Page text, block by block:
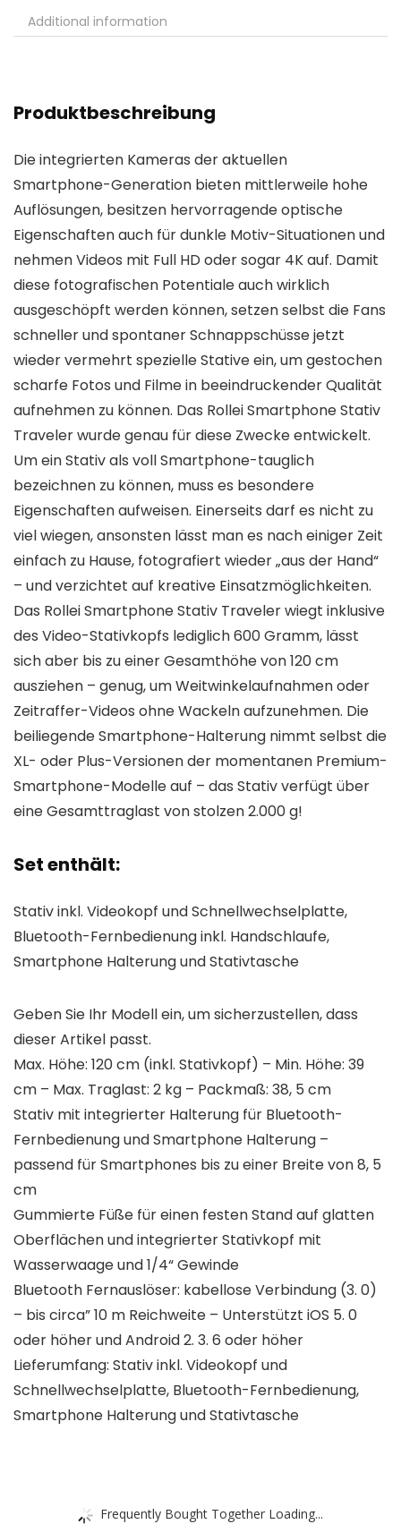
Additional information
Produktbeschreibung
Die integrierten Kameras der aktuellen
Smartphone-Generation bieten mittlerweile hohe
Auflösungen, besitzen hervorragende optische
Eigenschaften auch für dunkle Motiv-Situationen und
nehmen Videos mit Full HD oder sogar 4K auf. Damit
diese fotografischen Potentiale auch wirklich
ausgeschöpft werden können, setzen selbst die Fans
schneller und spontaner Schnappschüsse jetzt
wieder vermehrt spezielle Stative ein, um gestochen
scharfe Fotos und Filme in beeindruckender Qualität
aufnehmen zu können. Das Rollei Smartphone Stativ
Traveler wurde genau für diese Zwecke entwickelt.
Um ein Stativ als voll Smartphone-tauglich
bezeichnen zu können, muss es besondere
Eigenschaften aufweisen. Einerseits darf es nicht zu
viel wiegen, ansonsten lässt man es nach einiger Zeit
einfach zu Hause, fotografiert wieder „aus der Hand“
– und verzichtet auf kreative Einsatzmöglichkeiten.
Das Rollei Smartphone Stativ Traveler wiegt inklusive
des Video-Stativkopfs lediglich 600 Gramm, lässt
sich aber bis zu einer Gesamthöhe von 120 cm
ausziehen – genug, um Weitwinkelaufnahmen oder
Zeitraffer-Videos ohne Wackeln aufzunehmen. Die
beiliegende Smartphone-Halterung nimmt selbst die
XL- oder Plus-Versionen der momentanen Premium-
Smartphone-Modelle auf – das Stativ verfügt über
eine Gesamttraglast von stolzen 2.000 g!
Set enthält:
Stativ inkl. Videokopf und Schnellwechselplatte,
Bluetooth-Fernbedienung inkl. Handschlaufe,
Smartphone Halterung und Stativtasche
Geben Sie Ihr Modell ein, um sicherzustellen, dass
dieser Artikel passt.
Max. Höhe: 120 cm (inkl. Stativkopf) – Min. Höhe: 39
cm – Max. Traglast: 2 kg – Packmaß: 38, 5 cm
Stativ mit integrierter Halterung für Bluetooth-
Fernbedienung und Smartphone Halterung –
passend für Smartphones bis zu einer Breite von 8, 5
cm
Gummierte Füße für einen festen Stand auf glatten
Oberflächen und integrierter Stativkopf mit
Wasserwaage und 1/4“ Gewinde
Bluetooth Fernauslöser: kabellose Verbindung (3. 0)
– bis circa” 10 m Reichweite – Unterstützt iOS 5. 0
oder höher und Android 2. 3. 6 oder höher
Lieferumfang: Stativ inkl. Videokopf und
Schnellwechselplatte, Bluetooth-Fernbedienung,
Smartphone Halterung und Stativtasche
Frequently Bought Together Loading...